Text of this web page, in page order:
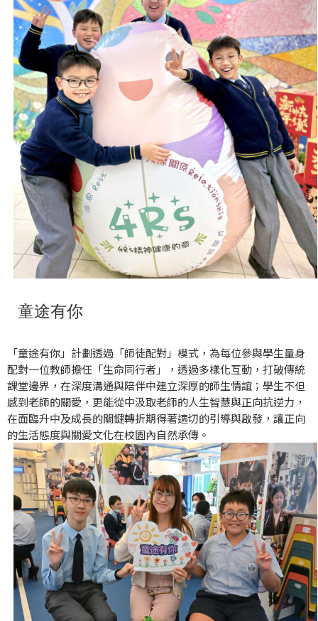
童途有你
「童途有你」計劃透過「師徒配對」模式，為每位參與學生量身
配對一位教師擔任「生命同行者」，透過多樣化互動，打破傳統
課堂邊界，在深度溝通與陪伴中建立深厚的師生情誼；學生不但
感到老師的關愛，更能從中汲取老師的人生智慧與正向抗逆力，
在面臨升中及成長的關鍵轉折期得著適切的引導與啟發，讓正向
的生活態度與關愛文化在校園內自然承傳。